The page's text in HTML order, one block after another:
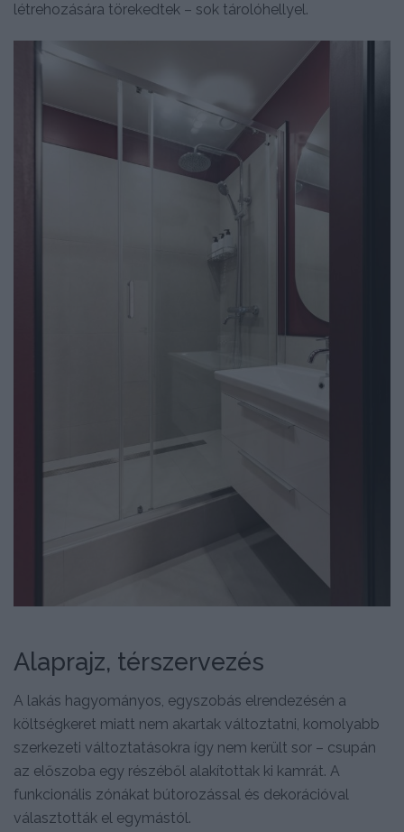
létrehozására törekedtek – sok tárolóhellyel.
Alaprajz, térszervezés
A lakás hagyományos, egyszobás elrendezésén a
költségkeret miatt nem akartak változtatni, komolyabb
szerkezeti változtatásokra így nem került sor – csupán
az előszoba egy részéből alakítottak ki kamrát. A
funkcionális zónákat bútorozással és dekorációval
választották el egymástól.